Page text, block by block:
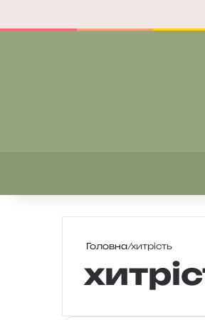
Головна/хитрість